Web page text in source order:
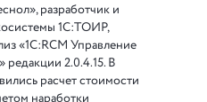
разработчик и
1С:ТОИР,
«1С:RCM Управление
редакции 2.0.4.15. В
расчет стоимости
наработки